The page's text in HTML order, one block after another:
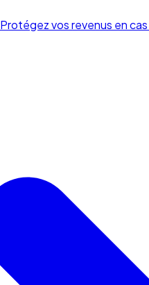
Protégez vos revenus en